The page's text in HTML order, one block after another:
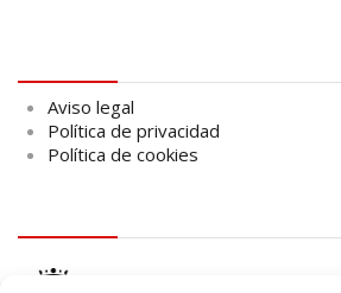
Aviso legal
Política de privacidad
Política de cookies